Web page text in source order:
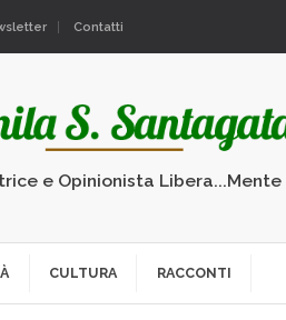
Contatti
e Opinionista Libera...Mente
CULTURA RACCONTI